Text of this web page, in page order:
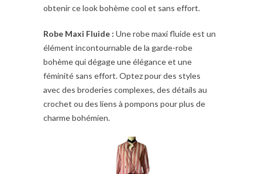
obtenir ce look bohème cool et sans effort.
Robe Maxi Fluide : Une robe maxi fluide est un
élément incontournable de la garde-robe
bohème qui dégage une élégance et une
féminité sans effort. Optez pour des styles
avec des broderies complexes, des détails au
crochet ou des liens à pompons pour plus de
charme bohémien.